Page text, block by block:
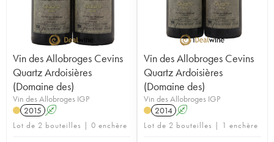
Vin des Allobroges Cevins
Quartz Ardoisières
(Domaine des)
Vin des Allobroges IGP
2015 A
Lot de 2 bouteilles | 0 enchère
Vin des Allobroges Cevins
Quartz Ardoisières
(Domaine des)
Vin des Allobroges IGP
2014 A
Lot de 2 bouteilles | 1 enchère